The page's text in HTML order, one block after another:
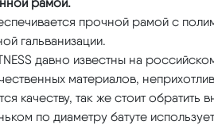
прочной рамой с
гальванизации.
давно известны на
материалов,
качеству, так же стоит
по диаметру батуте